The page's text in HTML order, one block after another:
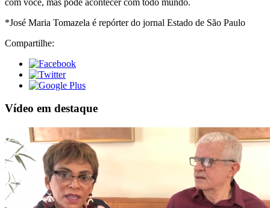
*José Maria Tomazela é repórter do jornal Estado de São Paulo
Compartilhe:
Vídeo em destaque